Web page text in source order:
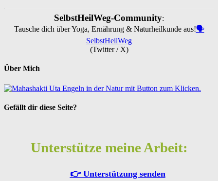
SelbstHeilWeg-Community:
Tausche dich über Yoga, Ernährung & Naturheilkunde aus!🗣️
SelbstHeilWeg
(Twitter / X)
Über Mich
Gefällt dir diese Seite?
Unterstütze meine Arbeit:
👉 Unterstützung senden